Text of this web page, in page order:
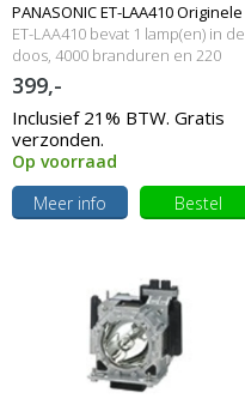
PANASONIC ET-LAA410 Originele
lampmodule
ET-LAA410 bevat 1 lamp(en) in de
doos, 4000 branduren en 220
Watt
399,-
Inclusief 21% BTW. Gratis
verzonden.
Op voorraad
Meer info
Bestel